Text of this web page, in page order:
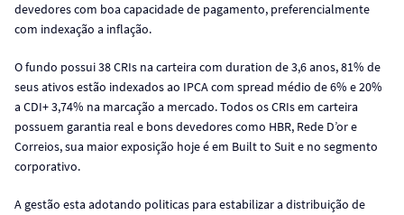
devedores com boa capacidade de pagamento, preferencialmente
com indexação a inflação.
O fundo possui 38 CRIs na carteira com duration de 3,6 anos, 81% de
seus ativos estão indexados ao IPCA com spread médio de 6% e 20%
a CDI+ 3,74% na marcação a mercado. Todos os CRIs em carteira
possuem garantia real e bons devedores como HBR, Rede D’or e
Correios, sua maior exposição hoje é em Built to Suit e no segmento
corporativo.
A gestão esta adotando politicas para estabilizar a distribuição de